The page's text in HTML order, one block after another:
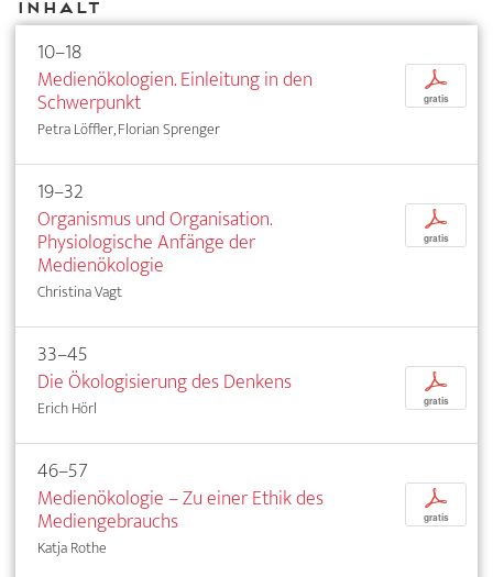
Inhalt
10–18
Medienökologien. Einleitung in den
Schwerpunkt
Petra Löffler, Florian Sprenger
p
gratis
19–32
Organismus und Organisation.
Physiologische Anfänge der
Medienökologie
Christina Vagt
p
gratis
33–45
Die Ökologisierung des Denkens
Erich Hörl
p
gratis
46–57
Medienökologie – Zu einer Ethik des
Mediengebrauchs
Katja Rothe
p
gratis